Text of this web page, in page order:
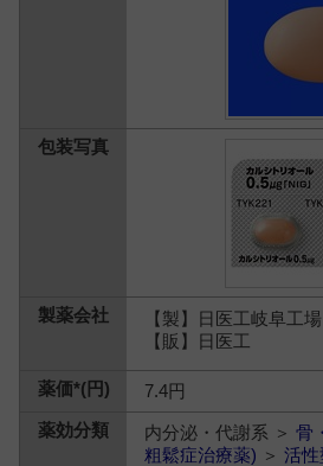
【製】日医工岐阜工場
【販】日医工
7.4円
内分泌・代謝系 ＞骨
粗鬆症治療薬) ＞活性